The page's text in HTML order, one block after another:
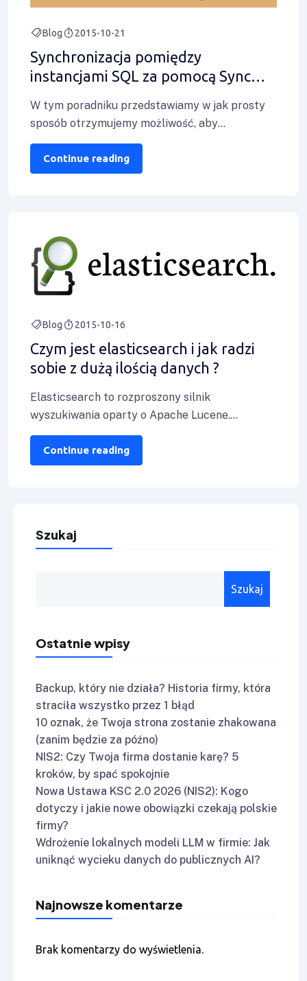
Blog 2015-10-21
Synchronizacja pomiędzy
instancjami SQL za pomocą Sync
W tym poradniku przedstawiamy w jak prosty
sposób otrzymujemy możliwość, aby
zsynchronizować dane pomiędzy dwoma
instancjami MS SQL Server. Co
Continue reading
Blog 2015-10-16
Czym jest elasticsearch i jak radzi
sobie z dużą ilością danych ?
Elasticsearch to rozproszony silnik
wyszukiwania oparty o Apache Lucene.
Elasticsearch to tak naprawdę niezależna baza
danych, stworzona w Javie. Rozproszony
Continue reading
Szukaj
Szukaj
Ostatnie wpisy
Backup, który nie działa? Historia firmy, która
straciła wszystko przez 1 błąd
10 oznak, że Twoja strona zostanie zhakowana
(zanim będzie za późno)
NIS2: Czy Twoja firma dostanie karę? 5
kroków, by spać spokojnie
Nowa Ustawa KSC 2.0 2026 (NIS2): Kogo
dotyczy i jakie nowe obowiązki czekają polskie
firmy?
Wdrożenie lokalnych modeli LLM w firmie: Jak
uniknąć wycieku danych do publicznych AI?
Najnowsze komentarze
Brak komentarzy do wyświetlenia.